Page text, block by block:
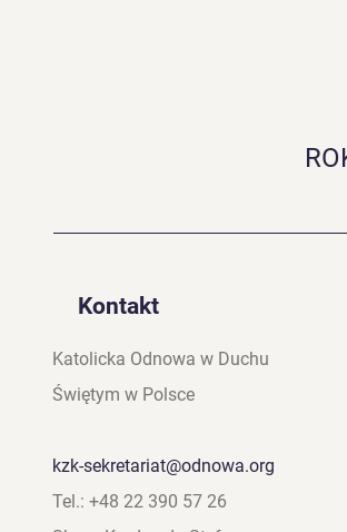
Odnowy charyzmatycznej
Kontakt
Katolicka Odnowa w Duchu
Świętym w Polsce
kzk-sekretariat@odnowa.org
Tel.: +48 22 390 57 26